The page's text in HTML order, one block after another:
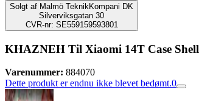
Solgt af Malmö TeknikKompani DK
Silverviksgatan 30
CVR-nr: SE559159593801
KHAZNEH Til Xiaomi 14T Case Shell
Varenummer: 884070
Dette produkt er endnu ikke blevet bedømt.0